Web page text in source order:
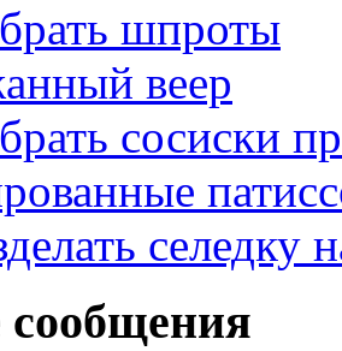
шпроты
веер
сосиски
селедку